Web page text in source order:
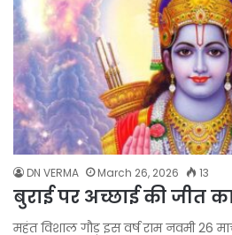
DN VERMA March 26, 2026 13
बुराई पर अच्छाई की जीत
महंत विशाल गौड़ इस वर्ष राम नवमी 26